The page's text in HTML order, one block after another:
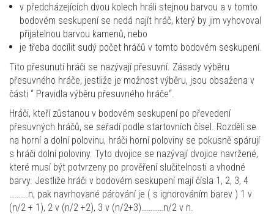
v předcházejících dvou kolech hráli stejnou barvou a v tomto
bodovém seskupení se nedá najít hráč, který by jim vyhovoval
přijatelnou barvou kamenů, nebo
je třeba docílit sudý počet hráčů v tomto bodovém seskupení.
Tito přesunutí hráči se nazývají přesuvní. Zásady výběru
přesuvného hráče, jestliže je možnost výběru, jsou obsažena v
části “ Pravidla výběru přesuvného hráče“.
Hráči, kteří zůstanou v bodovém seskupení po převedení
přesuvných hráčů, se seřadí podle startovních čísel. Rozdělí se
na horní a dolní polovinu, hráči horní poloviny se pokusně spárují
s hráči dolní poloviny. Tyto dvojice se nazývají dvojice navržené,
které musí být potvrzeny po prověření slučitelnosti a vhodné
barvy. Jestliže hráči v bodovém seskupení mají čísla 1, 2, 3, 4
……….n, pak navrhované párování je ( s ignorováním barev ) 1 v
(n/2 + 1), 2 v (n/2 +2), 3 v (n/2+3)…………n/2 v n.